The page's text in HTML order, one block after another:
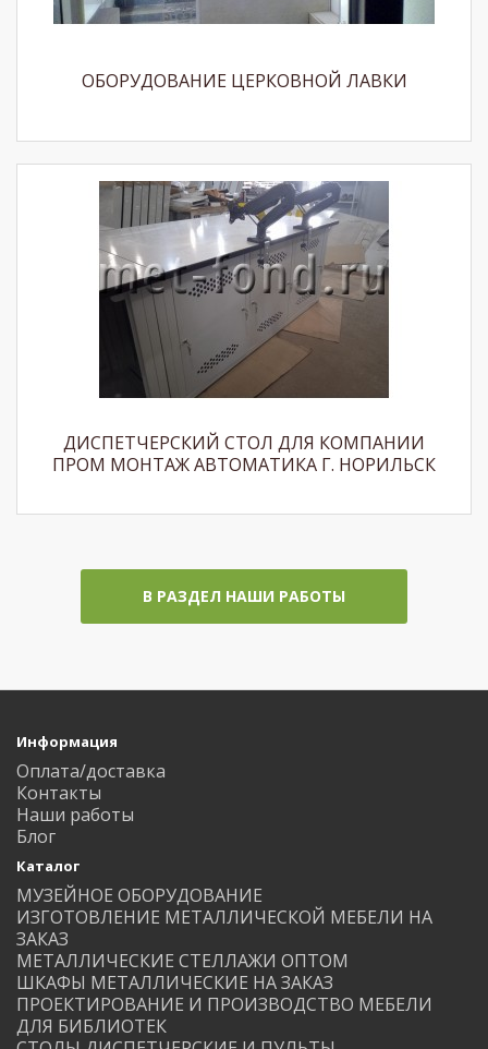
ОБОРУДОВАНИЕ ЦЕРКОВНОЙ ЛАВКИ
ДИСПЕТЧЕРСКИЙ СТОЛ ДЛЯ КОМПАНИИ
ПРОМ МОНТАЖ АВТОМАТИКА Г. НОРИЛЬСК
В РАЗДЕЛ НАШИ РАБОТЫ
Информация
Оплата/доставка
Контакты
Наши работы
Блог
Каталог
МУЗЕЙНОЕ ОБОРУДОВАНИЕ
ИЗГОТОВЛЕНИЕ МЕТАЛЛИЧЕСКОЙ МЕБЕЛИ НА
ЗАКАЗ
МЕТАЛЛИЧЕСКИЕ СТЕЛЛАЖИ ОПТОМ
ШКАФЫ МЕТАЛЛИЧЕСКИЕ НА ЗАКАЗ
ПРОЕКТИРОВАНИЕ И ПРОИЗВОДСТВО МЕБЕЛИ
ДЛЯ БИБЛИОТЕК